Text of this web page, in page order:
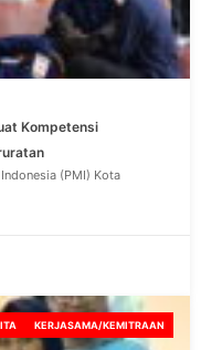
Kompetensi
(PMI) Kota
KERJASAMA/KEMITRAAN